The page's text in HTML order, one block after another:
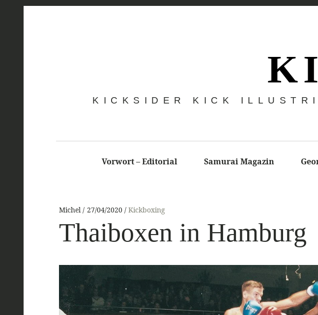
K
KICKSIDER KICK
Vorwort – Editorial Samurai Magazin
Michel 27/04/2020 Kickboxing
Thaiboxen in Hamburg